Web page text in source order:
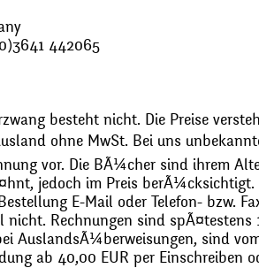
442065
besteht nicht. Die Preise
ohne MwSt. Bei uns
vor. Die BÃ¼cher sind ihrem
jedoch im Preis berÃ¼cksichtigt.
E-Mail oder Telefon- bzw.
Rechnungen sind
AuslandsÃ¼berweisungen, sind
ab 40,00 EUR per Einschreiben